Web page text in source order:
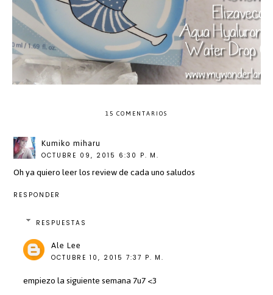
15 COMENTARIOS
Kumiko miharu
OCTUBRE 09, 2015 6:30 P. M.
Oh ya quiero leer los review de cada uno saludos
RESPONDER
RESPUESTAS
Ale Lee
OCTUBRE 10, 2015 7:37 P. M.
empiezo la siguiente semana 7u7 <3